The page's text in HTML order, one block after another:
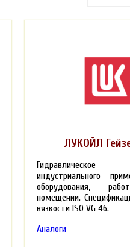
ЛУКОЙЛ
индустриального
оборудования,
помещении.
вязкости ISO VG 46.
Аналоги